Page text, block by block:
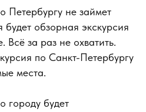
Петербургу не займет
обзорная экскурсия
Всё за раз не охватить.
по Санкт-Петербургу
места.
городу будет